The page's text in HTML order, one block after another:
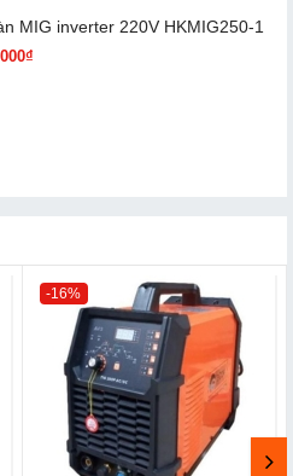
MIG inverter 220V HKMIG250-1
-16%